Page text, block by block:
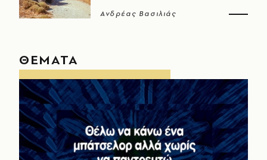
Ανδρέας Βασιλιάς
ΘΕΜΑΤΑ